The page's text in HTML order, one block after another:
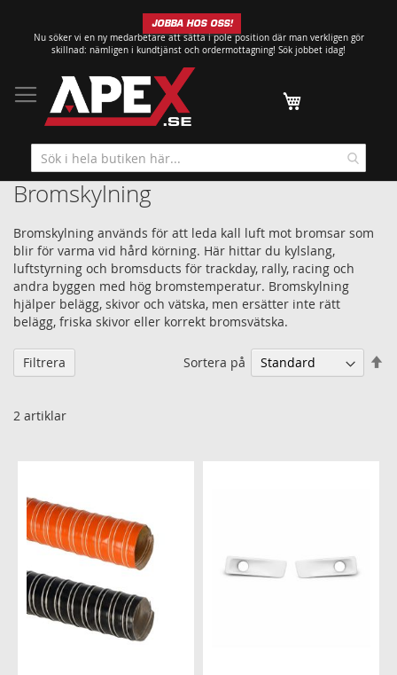
till
innehållet
JOBBA HOS OSS!
Nu söker vi en ny medarbetare att sätta i pole position där man verkligen gör
skillnad: nämligen i kundtjänst och ordermottagning! Sök jobbet idag!
Min kundvagn
Bromskylning
Bromskylning används för att leda kall luft mot bromsar som
blir för varma vid hård körning. Här hittar du kylslang,
luftstyrning och bromsducts för trackday, rally, racing och
andra byggen med hög bromstemperatur. Bromskylning
hjälper belägg, skivor och vätska, men ersätter inte rätt
belägg, friska skivor eller korrekt bromsvätska.
2 artiklar
Sortera på
Filtrera